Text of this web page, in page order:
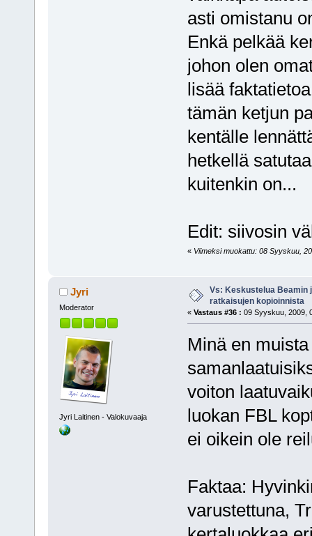
asti omistanu
Enkä pelkää
johon olen
lisää
tämän ketjun
kentälle
hetkellä
kuitenkin on...
Edit: siivosin
« Viimeksi muokattu: 08 Syyskuu,
Jyri
Moderator
Jyri Laitinen - Valokuvaaja
Vs: Keskustelua Beamin
ratkaisujen kopioinnista
« Vastaus #36 : 09 Syyskuu, 2009,
Minä en
voiton
luokan FBL
ei oikein ole
Faktaa:
varustettuna,